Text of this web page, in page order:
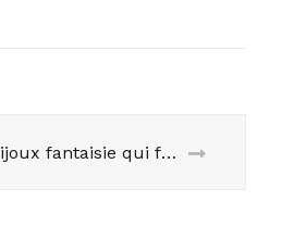
Des bijoux fantaisie qui font envie !